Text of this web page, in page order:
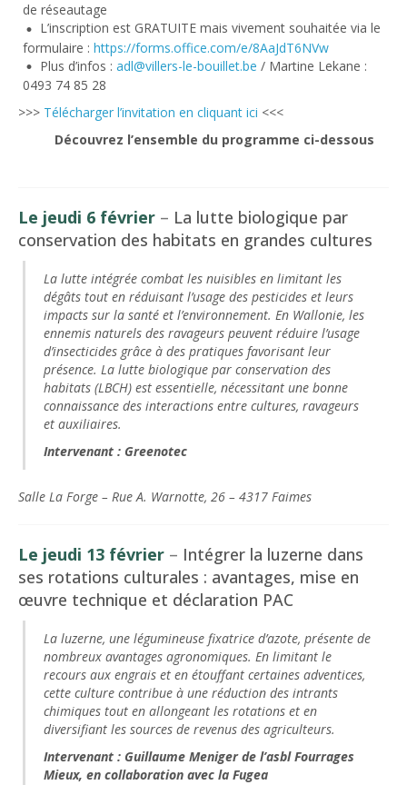
de réseautage
L’inscription est GRATUITE mais vivement souhaitée via le
formulaire : https://forms.office.com/e/8AaJdT6NVw
Plus d’infos : adl@villers-le-bouillet.be / Martine Lekane :
0493 74 85 28
>>> Télécharger l’invitation en cliquant ici <<<
Découvrez l’ensemble du programme ci-dessous
Le jeudi 6 février – La lutte biologique par
conservation des habitats en grandes cultures
La lutte intégrée combat les nuisibles en limitant les
dégâts tout en réduisant l’usage des pesticides et leurs
impacts sur la santé et l’environnement. En Wallonie, les
ennemis naturels des ravageurs peuvent réduire l’usage
d’insecticides grâce à des pratiques favorisant leur
présence. La lutte biologique par conservation des
habitats (LBCH) est essentielle, nécessitant une bonne
connaissance des interactions entre cultures, ravageurs
et auxiliaires.
Intervenant : Greenotec
Salle La Forge – Rue A. Warnotte, 26 – 4317 Faimes
Le jeudi 13 février – Intégrer la luzerne dans
ses rotations culturales : avantages, mise en
œuvre technique et déclaration PAC
La luzerne, une légumineuse fixatrice d’azote, présente de
nombreux avantages agronomiques. En limitant le
recours aux engrais et en étouffant certaines adventices,
cette culture contribue à une réduction des intrants
chimiques tout en allongeant les rotations et en
diversifiant les sources de revenus des agriculteurs.
Intervenant : Guillaume Meniger de l’asbl Fourrages
Mieux, en collaboration avec la Fugea